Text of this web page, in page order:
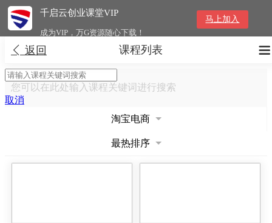
千启云创业课堂VIP
成为VIP，万G资源随心下载！
马上加入
 返回 
课程列表
您可以在此处输入课程关键词进行搜索
取消
淘宝电商
最热排序